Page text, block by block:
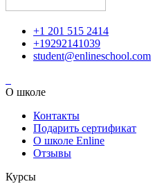
+1 201 515 2414
+19292141039
student@enlineschool.com
О школе
Контакты
Подарить сертификат
О школе Enline
Отзывы
Курсы